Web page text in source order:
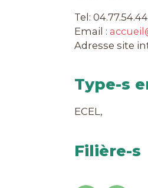
Tel:
Email :
Adresse site
Type-s
ECEL,
Filière-s